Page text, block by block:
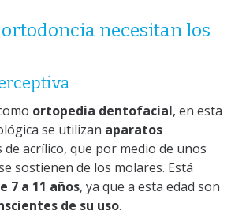
ortodoncia necesitan los
ortopedia dentofacial, en esta
se utilizan aparatos
de acrílico, que por medio de unos
sostienen de los molares. Está
7 a 11 años, ya que a esta edad son
de su uso.